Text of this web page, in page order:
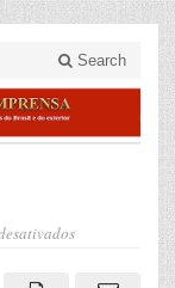
Search
em